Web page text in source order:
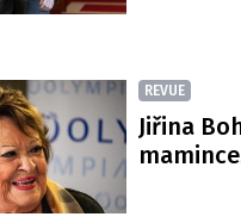
REVUE
Jiřina